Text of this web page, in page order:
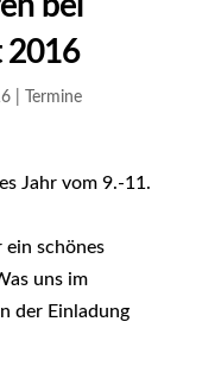
2016
| Termine
Jahr vom 9.-11.
ein schönes
uns im
der Einladung